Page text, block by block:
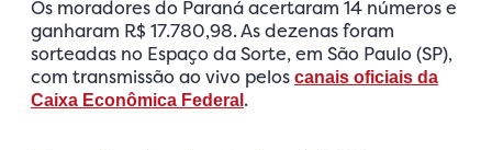
Os moradores do Paraná acertaram 14 números e
ganharam R$ 17.780,98. As dezenas foram
sorteadas no Espaço da Sorte, em São Paulo (SP),
com transmissão ao vivo pelos canais oficiais da
Caixa Econômica Federal.